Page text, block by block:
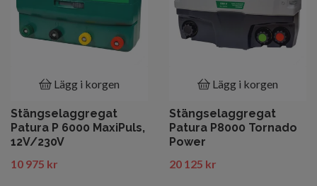
Lägg i korgen
Stängselaggregat
Patura P 6000 MaxiPuls,
12V/230V
10 975 kr
Lägg i korgen
Stängselaggregat
Patura P8000 Tornado
Power
20 125 kr